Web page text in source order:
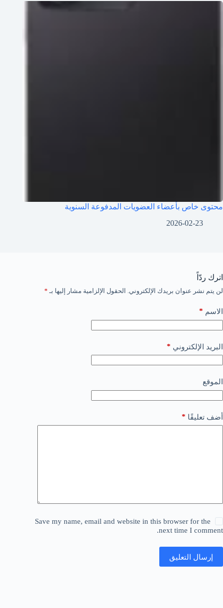
محتوى خاص بأعضاء العضويات المدفوعة السنوية
2026-02-23
اترك ردّاً
لن يتم نشر عنوان بريدك الإلكتروني. الحقول الإلزامية مشار إليها بـ *
الاسم *
البريد الإلكتروني *
الموقع
أضف تعليقًا *
Save my name, email and website in this browser for the
next time I comment.
إرسال التعليق